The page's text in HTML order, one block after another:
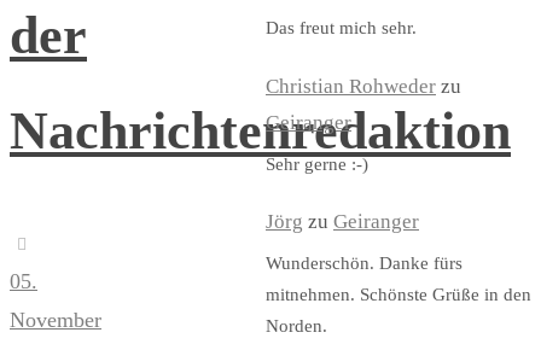
der
Nachrichtenredaktion
05.
November
Das freut mich sehr.
Christian Rohweder zu
Geiranger
Sehr gerne :-)
Jörg zu Geiranger
Wunderschön. Danke fürs
mitnehmen. Schönste Grüße in den
Norden.